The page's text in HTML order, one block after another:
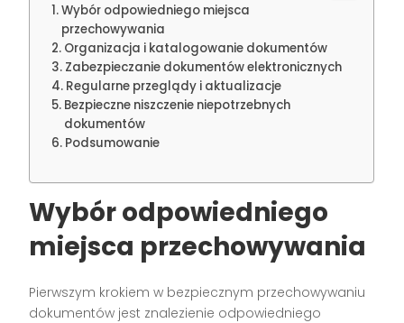
Wybór odpowiedniego miejsca
przechowywania
Organizacja i katalogowanie dokumentów
Zabezpieczanie dokumentów elektronicznych
Regularne przeglądy i aktualizacje
Bezpieczne niszczenie niepotrzebnych
dokumentów
Podsumowanie
Wybór odpowiedniego
miejsca przechowywania
Pierwszym krokiem w bezpiecznym przechowywaniu
dokumentów jest znalezienie odpowiedniego